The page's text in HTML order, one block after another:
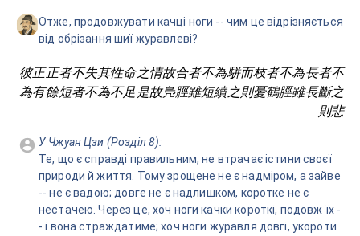
Отже, продовжувати качці ноги -- чим це відрізняється
від обрізання шиї журавлеві?
彼正正者不失其性命之情故合者不為駢而枝者不為長者不
為有餘短者不為不足是故鳬脛雖短續之則憂鶴脛雖長斷之
則悲
Те, що є справді правильним, не втрачає істини своєї
природи й життя. Тому зрощене не є надміром, а зайве
-- не є вадою; довге не є надлишком, коротке не є
нестачею. Через це, хоч ноги качки короткі, подовж їх -
- і вона страждатиме; хоч ноги журавля довгі, укороти